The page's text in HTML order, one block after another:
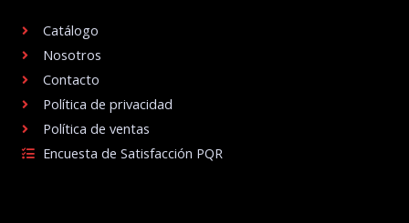
Catálogo
Nosotros
Contacto
Política de privacidad
Política de ventas
Encuesta de Satisfacción PQR